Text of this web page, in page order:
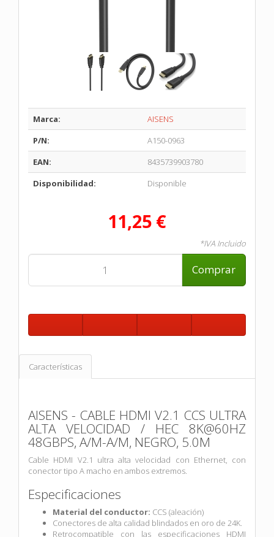
Marca:
AISENS
P/N:
A150-0963
EAN:
8435739903780
Disponibilidad:
Disponible
11,25 €
*IVA Incluido
Comprar
Características
AISENS - CABLE HDMI V2.1 CCS ULTRA
ALTA VELOCIDAD / HEC 8K@60HZ
48GBPS, A/M-A/M, NEGRO, 5.0M
Cable HDMI V2.1 ultra alta velocidad con Ethernet, con
conector tipo A macho en ambos extremos.
Especificaciones
Material del conductor: CCS (aleación)
Conectores de alta calidad blindados en oro de 24K.
Retrocompatible con las especificaciones HDMI